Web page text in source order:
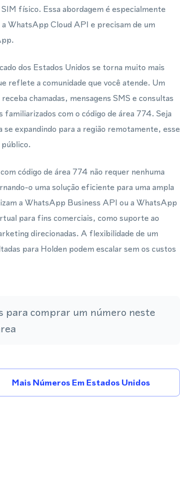
físico. Essa abordagem é especialmente
WhatsApp Cloud API e precisam de um
dos Estados Unidos se torna muito mais
reflete a comunidade que você atende. Um
chamadas, mensagens SMS e consultas
com o código de área 774. Seja
expandindo para a região remotamente, esse
código de área 774 não requer nenhuma
o uma solução eficiente para uma ampla
a WhatsApp Business API ou a WhatsApp
para fins comerciais, como suporte ao
direcionadas. A flexibilidade de um
para Holden podem escalar sem os custos
para comprar um número neste
Mais Números Em Estados Unidos